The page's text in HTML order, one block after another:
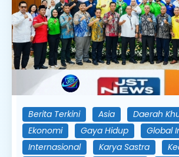
Berita Terkini Asia
Daerah
Ekonomi
Gaya Hidup
Global
Internasional
Karya Sastra